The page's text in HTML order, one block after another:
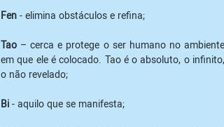
Fen - elimina obstáculos e refina;
Tao – cerca e protege o ser humano no ambiente
em que ele é colocado. Tao é o absoluto, o infinito,
o não revelado;
Bi - aquilo que se manifesta;